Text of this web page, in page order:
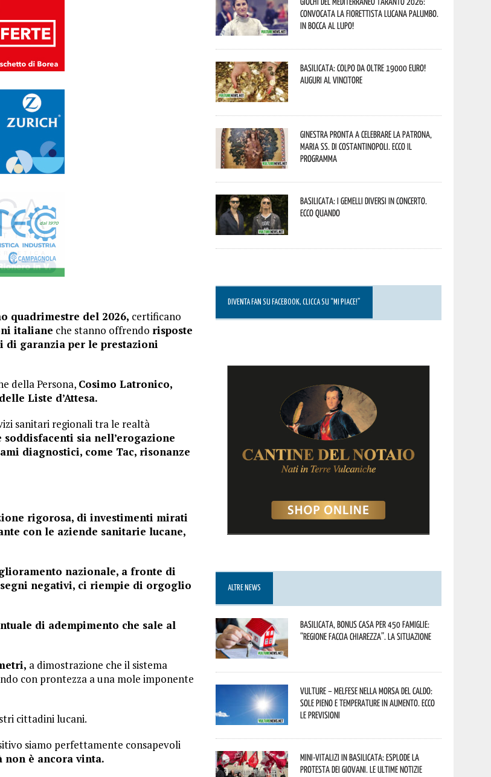
quadrimestre del 2026, certificano
italiane che stanno offrendo risposte
di garanzia per le prestazioni
della Persona, Cosimo Latronico,
Liste d’Attesa.
sanitari regionali tra le realtà
sia nell’erogazione
diagnostici, come Tac, risonanze
rigorosa, di investimenti mirati
con le aziende sanitarie lucane,
nazionale, a fronte di
negativi, ci riempie di orgoglio
di adempimento che sale al
a dimostrazione che il sistema
con prontezza a una mole imponente
cittadini lucani.
siamo perfettamente consapevoli
è ancora vinta.
convocata la fiorettista lucana Palumbo.
In bocca al lupo!
Basilicata: colpo da oltre 19000 Euro!
Auguri al vincitore
Ginestra pronta a celebrare la Patrona,
Maria SS. di Costantinopoli. Ecco il
programma
Basilicata: i Gemelli DiVersi in concerto.
Ecco quando
DIVENTA FAN SU FACEBOOK, CLICCA SU “MI PIACE!”
ALTRE NEWS
Basilicata, Bonus casa per 450 famiglie:
“Regione faccia chiarezza”. La situazione
Vulture – melfese nella morsa del caldo:
sole pieno e temperature in aumento. Ecco
le previsioni
Mini-vitalizi in Basilicata: esplode la
protesta dei giovani. Le ultime notizie